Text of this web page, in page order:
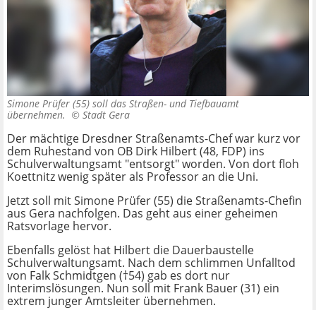
Simone Prüfer (55) soll das Straßen- und Tiefbauamt
übernehmen. © Stadt Gera
Der mächtige Dresdner Straßenamts-Chef war kurz vor
dem Ruhestand von OB Dirk Hilbert (48, FDP) ins
Schulverwaltungsamt "entsorgt" worden. Von dort floh
Koettnitz wenig später als Professor an die Uni.
Jetzt soll mit Simone Prüfer (55) die Straßenamts-Chefin
aus Gera nachfolgen. Das geht aus einer geheimen
Ratsvorlage hervor.
Ebenfalls gelöst hat Hilbert die Dauerbaustelle
Schulverwaltungsamt. Nach dem schlimmen Unfalltod
von Falk Schmidtgen (†54) gab es dort nur
Interimslösungen. Nun soll mit Frank Bauer (31) ein
extrem junger Amtsleiter übernehmen.